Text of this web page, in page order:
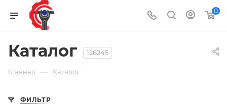
0
Каталог 126245
Главная — Каталог
ФИЛЬТР